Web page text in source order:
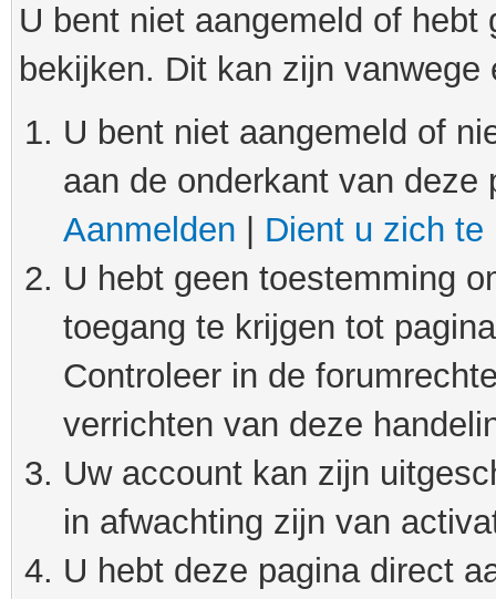
U bent niet aangemeld of
bekijken. Dit kan zijn
U bent niet aangemeld of
aan de onderkant van
Aanmelden
Dient u zich te
U hebt geen toestemming
toegang te krijgen tot
Controleer in de
verrichten van deze
Uw account kan zijn
in afwachting zijn van
U hebt deze pagina direct